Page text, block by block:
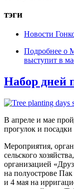
тэги
Новости
Подробнее о
выступит в
Набор дней
В апреле и мае
прогулок и
Мероприятия,
сельского
организацией
на полуострове
и 4 мая на